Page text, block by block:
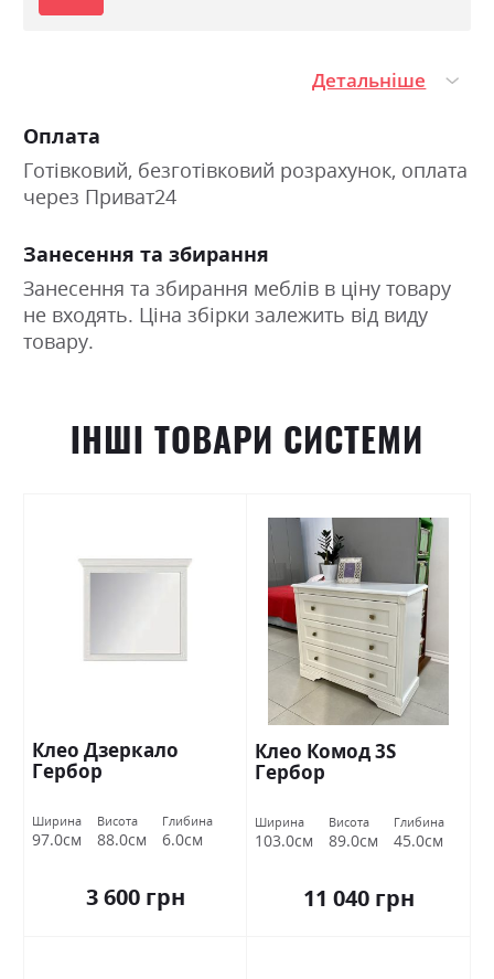
Детальніше
Оплата
Готівковий, безготівковий розрахунок, оплата
через Приват24
Занесення та збирання
Занесення та збирання меблів в ціну товару
не входять. Ціна збірки залежить від виду
товару.
ІНШІ ТОВАРИ СИСТЕМИ
Клео Дзеркало
Гербор
Ширина
97.0см
Висота
88.0см
Глибина
6.0см
3 600 грн
Клео Комод 3S
Гербор
Ширина
103.0см
Висота
89.0см
Глибина
45.0см
11 040 грн